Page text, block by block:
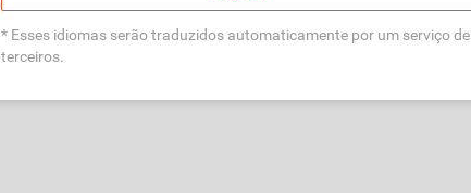
* Esses idiomas serão traduzidos automaticamente por um serviço de
terceiros.